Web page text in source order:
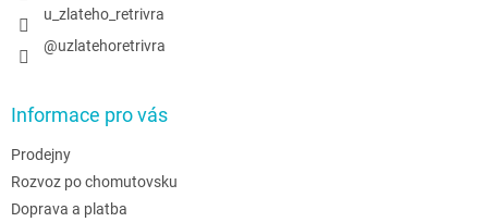
u_zlateho_retrivra
@uzlatehoretrivra
Informace pro vás
Prodejny
Rozvoz po chomutovsku
Doprava a platba